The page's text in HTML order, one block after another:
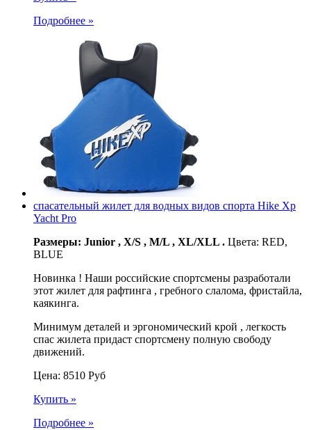
Подробнее »
спасательный жилет для водных видов спорта Hike Xp
Yaсht Pro
Размеры: Junior , X/S , M/L , XL/XLL . Цвета: RED,
BLUE
Новинка ! Наши российские спортсмены разработали
этот жилет для рафтинга , гребного слалома, фристайла,
каякинга.
Минимум деталей и эргономический крой , легкость
спас жилета придаст спортсмену полную свободу
движений.
Цена: 8510 Руб
Купить »
Подробнее »